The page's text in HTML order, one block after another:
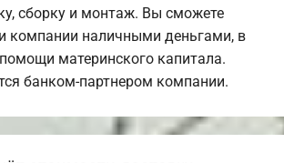
сборку и монтаж. Вы сможете
компании наличными деньгами, в
материнского капитала.
банком-партнером компании.